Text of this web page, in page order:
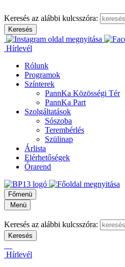
Keresés az alábbi kulcsszóra:
Hírlevél
Rólunk
Programok
Színterek
PannKa Közösségi Tér
PannKa Part
Szolgáltatások
Sószoba
Terembérlés
Szülinap
Árlista
Elérhetőségek
Órarend
Főmenü
Menü
Keresés az alábbi kulcsszóra:
Hírlevél